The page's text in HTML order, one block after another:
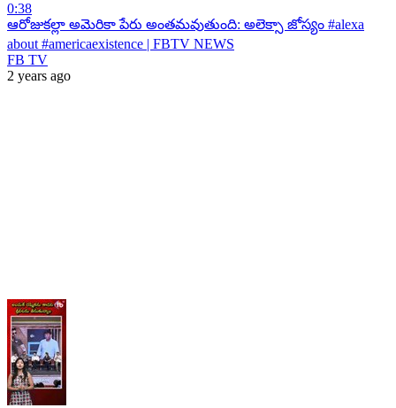
0:38
ఆరోజుకల్లా అమెరికా పేరు అంతమవుతుంది: అలెక్సా జోస్యం #alexa
about #americaexistence | FBTV NEWS
FB TV
2 years ago